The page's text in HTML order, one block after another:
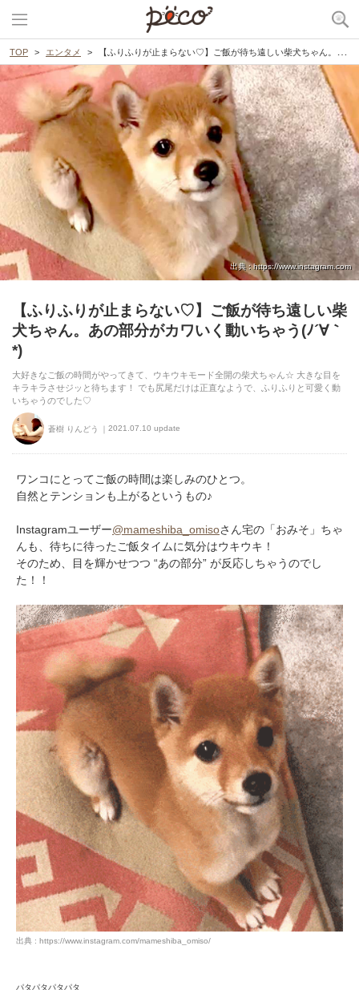
TOP エンタメ 【ふりふりが止まらない♡】ご飯が待ち遠しい柴犬ちゃん。あの部分がカワいく動いちゃう(ﾉ´∀｀*)
出典 : https://www.instagram.com
【ふりふりが止まらない♡】ご飯が待ち遠しい柴
犬ちゃん。あの部分がカワいく動いちゃう(ﾉ´∀｀
*)
大好きなご飯の時間がやってきて、ウキウキモード全開の柴犬ちゃん☆ 大きな目を
キラキラさせジッと待ちます！ でも尻尾だけは正直なようで、ふりふりと可愛く動
いちゃうのでした♡
蒼樹 りんどう 2021.07.10 update
ワンコにとってご飯の時間は楽しみのひとつ。
自然とテンションも上がるというもの♪
Instagramユーザー@mameshiba_omisoさん宅の「おみそ」ちゃ
んも、待ちに待ったご飯タイムに気分はウキウキ！
そのため、目を輝かせつつ “あの部分” が反応しちゃうのでし
た！！
出典 : https://www.instagram.com/mameshiba_omiso/
パタパタパタパタ